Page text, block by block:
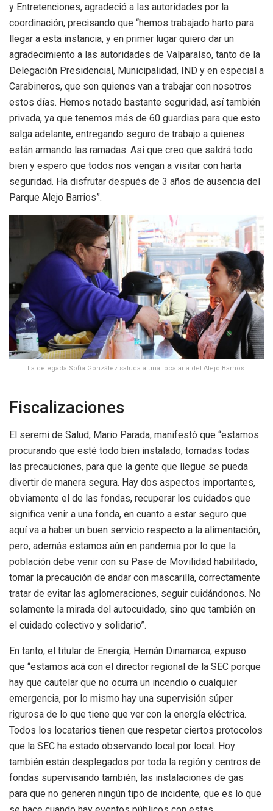
y Entretenciones, agradeció a las autoridades por la
coordinación, precisando que “hemos trabajado harto para
llegar a esta instancia, y en primer lugar quiero dar un
agradecimiento a las autoridades de Valparaíso, tanto de la
Delegación Presidencial, Municipalidad, IND y en especial a
Carabineros, que son quienes van a trabajar con nosotros
estos días. Hemos notado bastante seguridad, así también
privada, ya que tenemos más de 60 guardias para que esto
salga adelante, entregando seguro de trabajo a quienes
están armando las ramadas. Así que creo que saldrá todo
bien y espero que todos nos vengan a visitar con harta
seguridad. Ha disfrutar después de 3 años de ausencia del
Parque Alejo Barrios”.
La delegada Sofía González saluda a una locataria del Alejo Barrios.
Fiscalizaciones
El seremi de Salud, Mario Parada, manifestó que “estamos
procurando que esté todo bien instalado, tomadas todas
las precauciones, para que la gente que llegue se pueda
divertir de manera segura. Hay dos aspectos importantes,
obviamente el de las fondas, recuperar los cuidados que
significa venir a una fonda, en cuanto a estar seguro que
aquí va a haber un buen servicio respecto a la alimentación,
pero, además estamos aún en pandemia por lo que la
población debe venir con su Pase de Movilidad habilitado,
tomar la precaución de andar con mascarilla, correctamente
tratar de evitar las aglomeraciones, seguir cuidándonos. No
solamente la mirada del autocuidado, sino que también en
el cuidado colectivo y solidario”.
En tanto, el titular de Energía, Hernán Dinamarca, expuso
que “estamos acá con el director regional de la SEC porque
hay que cautelar que no ocurra un incendio o cualquier
emergencia, por lo mismo hay una supervisión súper
rigurosa de lo que tiene que ver con la energía eléctrica.
Todos los locatarios tienen que respetar ciertos protocolos
que la SEC ha estado observando local por local. Hoy
también están desplegados por toda la región y centros de
fondas supervisando también, las instalaciones de gas
para que no generen ningún tipo de incidente, que es lo que